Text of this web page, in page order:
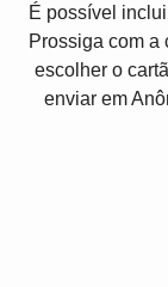
É possível
Prossiga com a
escolher o
enviar em